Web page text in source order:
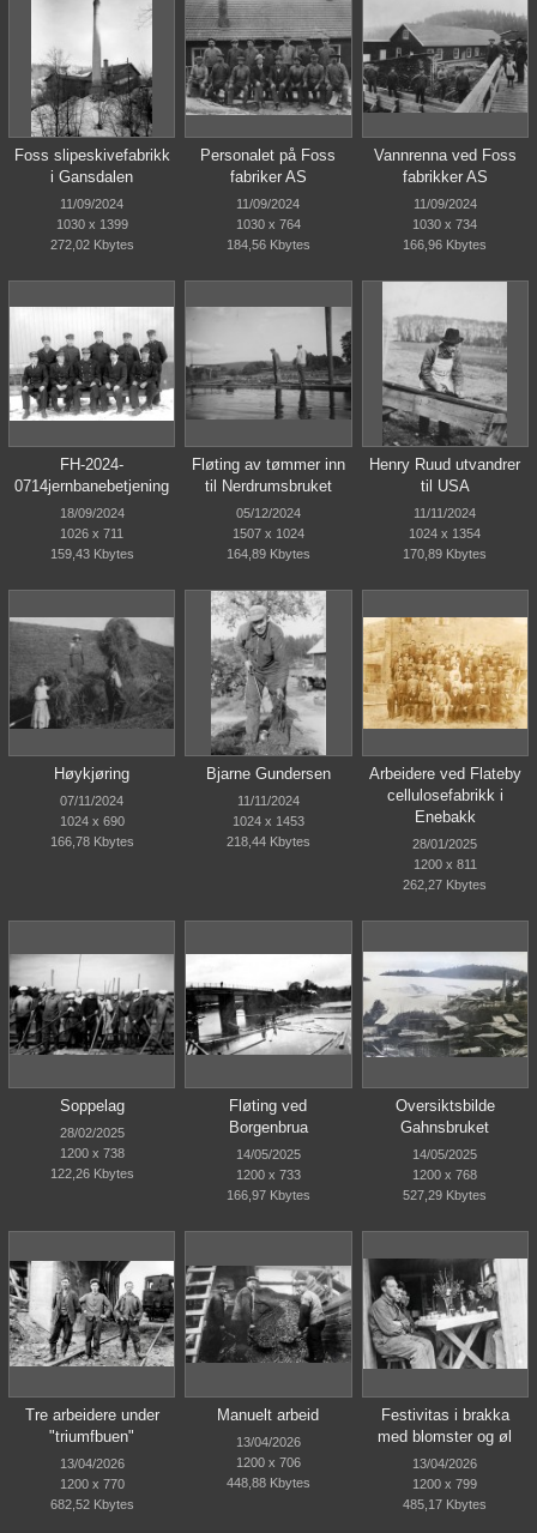
Foss slipeskivefabrikk
i Gansdalen
11/09/2024
1030 x 1399
272,02 Kbytes
Personalet på Foss
fabriker AS
11/09/2024
1030 x 764
184,56 Kbytes
Vannrenna ved Foss
fabrikker AS
11/09/2024
1030 x 734
166,96 Kbytes
FH-2024-
0714jernbanebetjening
18/09/2024
1026 x 711
159,43 Kbytes
Fløting av tømmer inn
til Nerdrumsbruket
05/12/2024
1507 x 1024
164,89 Kbytes
Henry Ruud utvandrer
til USA
11/11/2024
1024 x 1354
170,89 Kbytes
Høykjøring
07/11/2024
1024 x 690
166,78 Kbytes
Bjarne Gundersen
11/11/2024
1024 x 1453
218,44 Kbytes
Arbeidere ved Flateby
cellulosefabrikk i
Enebakk
28/01/2025
1200 x 811
262,27 Kbytes
Soppelag
28/02/2025
1200 x 738
122,26 Kbytes
Fløting ved
Borgenbrua
14/05/2025
1200 x 733
166,97 Kbytes
Oversiktsbilde
Gahnsbruket
14/05/2025
1200 x 768
527,29 Kbytes
Tre arbeidere under
"triumfbuen"
13/04/2026
1200 x 770
682,52 Kbytes
Manuelt arbeid
13/04/2026
1200 x 706
448,88 Kbytes
Festivitas i brakka
med blomster og øl
13/04/2026
1200 x 799
485,17 Kbytes